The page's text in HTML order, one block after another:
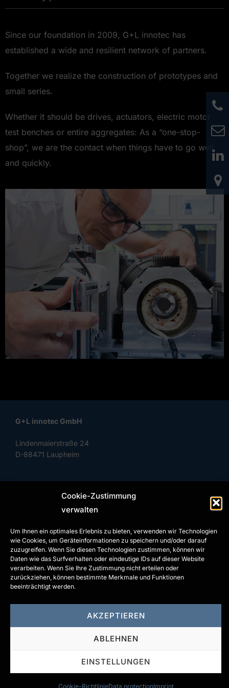
Cookie-Zustimmung
verwalten
Um Ihnen ein optimales Erlebnis zu bieten, verwenden wir Technologien
wie Cookies, um Geräteinformationen zu speichern und/oder darauf
zuzugreifen. Wenn Sie diesen Technologien zustimmen, können wir
Daten wie das Surfverhalten oder eindeutige IDs auf dieser Website
verarbeiten. Wenn Sie Ihre Zustimmung nicht erteilen oder
zurückziehen, können bestimmte Merkmale und Funktionen
beeinträchtigt werden.
AKZEPTIEREN
ABLEHNEN
EINSTELLUNGEN
Cookie-RichtlinieData protectionImprint
Since our foundation in 2009, G+L innotec has
established a wide and resilient network of partners.
Together we realize the construction of prototypes and
small series.
Whether it should be drives, actuators, electric motor
test benches or entire aggregates: As a “one-stop-
shop”, we are the contact when things have to go well
and quickly.
G+L innotec GmbH
Lindenmaierstraße 24
D-88471 Laupheim
Phone: +49 (0) 7392 97799-0
Fax: +49 (0) 7392 97799-29
info@gl-innotec.com
www.gl-innotec.com
CONTACT
GENERAL TERMS AND CONDITIONS